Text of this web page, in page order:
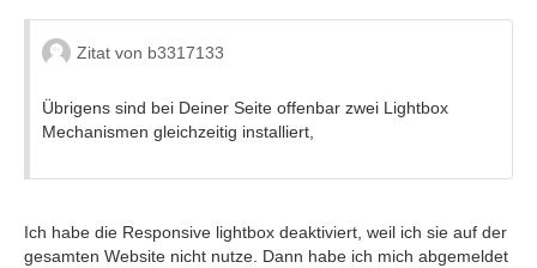
Zitat von b3317133
Übrigens sind bei Deiner Seite offenbar zwei Lightbox
Mechanismen gleichzeitig installiert,
Ich habe die Responsive lightbox deaktiviert, weil ich sie auf der
gesamten Website nicht nutze. Dann habe ich mich abgemeldet